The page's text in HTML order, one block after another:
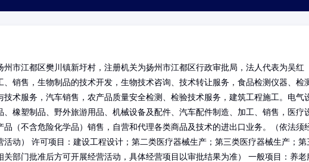
市江都区樊川镇新圩村，注册机关为扬州市江都区行政审批局，法人代表为吴红
销售，生物制品的技术开发，生物技术咨询、技术转让服务，食品检测仪器、检
术服务，汽车销售，农产品质量安全检测、检验技术服务，建筑工程施工。电气
橡塑制品、野外旅游用品、机械设备及配件、汽车配件制造、加工、销售，医疗
（不含危险化学品）销售，自营和代理各类商品及技术的进出口业务。（依法须
动） 许可项目：建设工程设计；第二类医疗器械生产；第三类医疗器械生产；第
部门批准后方可开展经营活动，具体经营项目以审批结果为准） 一般项目：养老